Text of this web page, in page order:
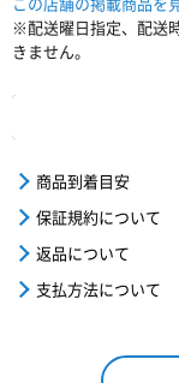
※配送曜日指定、配送
きません。
商品到着目安
保証規約について
返品について
支払方法について